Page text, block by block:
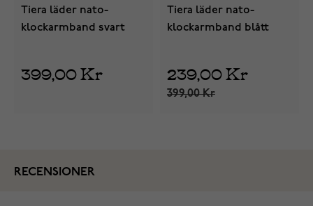
Tiera läder nato-
klockarmband svart
399,00 Kr
Tiera läder nato-
klockarmband blått
239,00 Kr
399,00 Kr
RECENSIONER